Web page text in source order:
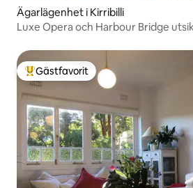
Ägarlägenhet i Kirribilli
Luxe Opera och Harbour Bridge
Populär gästfavorit
Gästfavorit